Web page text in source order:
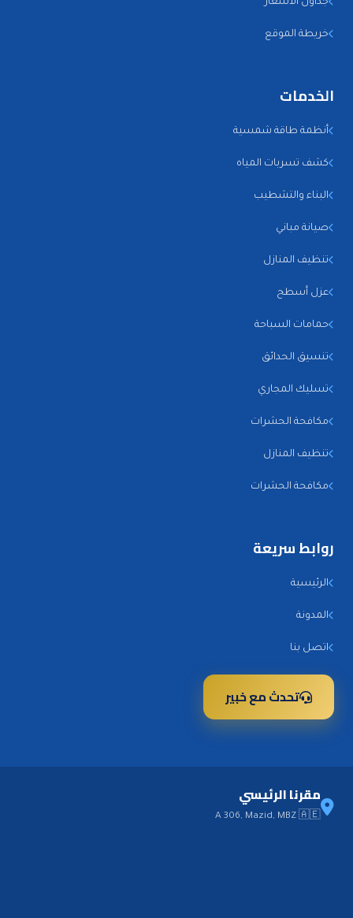
جداول الاسعار
خريطة الموقع
الخدمات
أنظمة طاقة شمسية
كشف تسربات المياه
البناء والتشطيب
صيانة مباني
تنظيف المنازل
عزل أسطح
حمامات السباحة
تنسيق الحدائق
تسليك المجاري
مكافحة الحشرات
تنظيف المنازل
مكافحة الحشرات
روابط سريعة
الرئيسية
المدونة
اتصل بنا
تحدث مع خبير
مقرنا الرئيسي
A 306, Mazid, MBZ 🇦🇪